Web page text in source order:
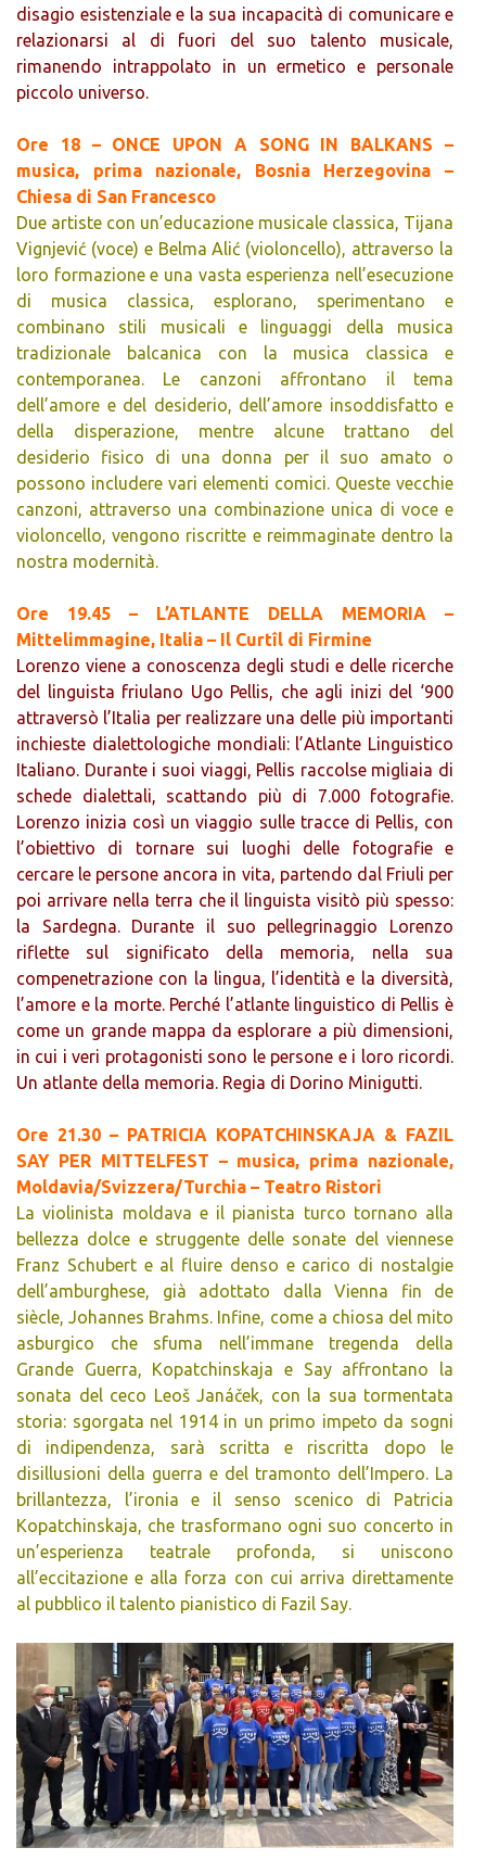
disagio esistenziale e la sua incapacità di comunicare e
relazionarsi al di fuori del suo talento musicale,
rimanendo intrappolato in un ermetico e personale
piccolo universo.
Ore 18 – ONCE UPON A SONG IN BALKANS –
musica, prima nazionale, Bosnia Herzegovina –
Chiesa di San Francesco
Due artiste con un’educazione musicale classica, Tijana
Vignjević (voce) e Belma Alić (violoncello), attraverso la
loro formazione e una vasta esperienza nell’esecuzione
di musica classica, esplorano, sperimentano e
combinano stili musicali e linguaggi della musica
tradizionale balcanica con la musica classica e
contemporanea. Le canzoni affrontano il tema
dell’amore e del desiderio, dell’amore insoddisfatto e
della disperazione, mentre alcune trattano del
desiderio fisico di una donna per il suo amato o
possono includere vari elementi comici. Queste vecchie
canzoni, attraverso una combinazione unica di voce e
violoncello, vengono riscritte e reimmaginate dentro la
nostra modernità.
Ore 19.45 – L’ATLANTE DELLA MEMORIA –
Mittelimmagine, Italia – Il Curtîl di Firmine
Lorenzo viene a conoscenza degli studi e delle ricerche
del linguista friulano Ugo Pellis, che agli inizi del ‘900
attraversò l’Italia per realizzare una delle più importanti
inchieste dialettologiche mondiali: l’Atlante Linguistico
Italiano. Durante i suoi viaggi, Pellis raccolse migliaia di
schede dialettali, scattando più di 7.000 fotografie.
Lorenzo inizia così un viaggio sulle tracce di Pellis, con
l’obiettivo di tornare sui luoghi delle fotografie e
cercare le persone ancora in vita, partendo dal Friuli per
poi arrivare nella terra che il linguista visitò più spesso:
la Sardegna. Durante il suo pellegrinaggio Lorenzo
riflette sul significato della memoria, nella sua
compenetrazione con la lingua, l’identità e la diversità,
l’amore e la morte. Perché l’atlante linguistico di Pellis è
come un grande mappa da esplorare a più dimensioni,
in cui i veri protagonisti sono le persone e i loro ricordi.
Un atlante della memoria. Regia di Dorino Minigutti.
Ore 21.30 – PATRICIA KOPATCHINSKAJA & FAZIL
SAY PER MITTELFEST – musica, prima nazionale,
Moldavia/Svizzera/Turchia – Teatro Ristori
La violinista moldava e il pianista turco tornano alla
bellezza dolce e struggente delle sonate del viennese
Franz Schubert e al fluire denso e carico di nostalgie
dell’amburghese, già adottato dalla Vienna fin de
siècle, Johannes Brahms. Infine, come a chiosa del mito
asburgico che sfuma nell’immane tregenda della
Grande Guerra, Kopatchinskaja e Say affrontano la
sonata del ceco Leoš Janáček, con la sua tormentata
storia: sgorgata nel 1914 in un primo impeto da sogni
di indipendenza, sarà scritta e riscritta dopo le
disillusioni della guerra e del tramonto dell’Impero. La
brillantezza, l’ironia e il senso scenico di Patricia
Kopatchinskaja, che trasformano ogni suo concerto in
un’esperienza teatrale profonda, si uniscono
all’eccitazione e alla forza con cui arriva direttamente
al pubblico il talento pianistico di Fazil Say.